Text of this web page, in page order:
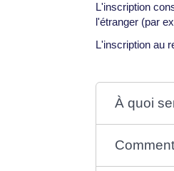
L'inscription
l'étranger (par
L'inscription au
À quoi